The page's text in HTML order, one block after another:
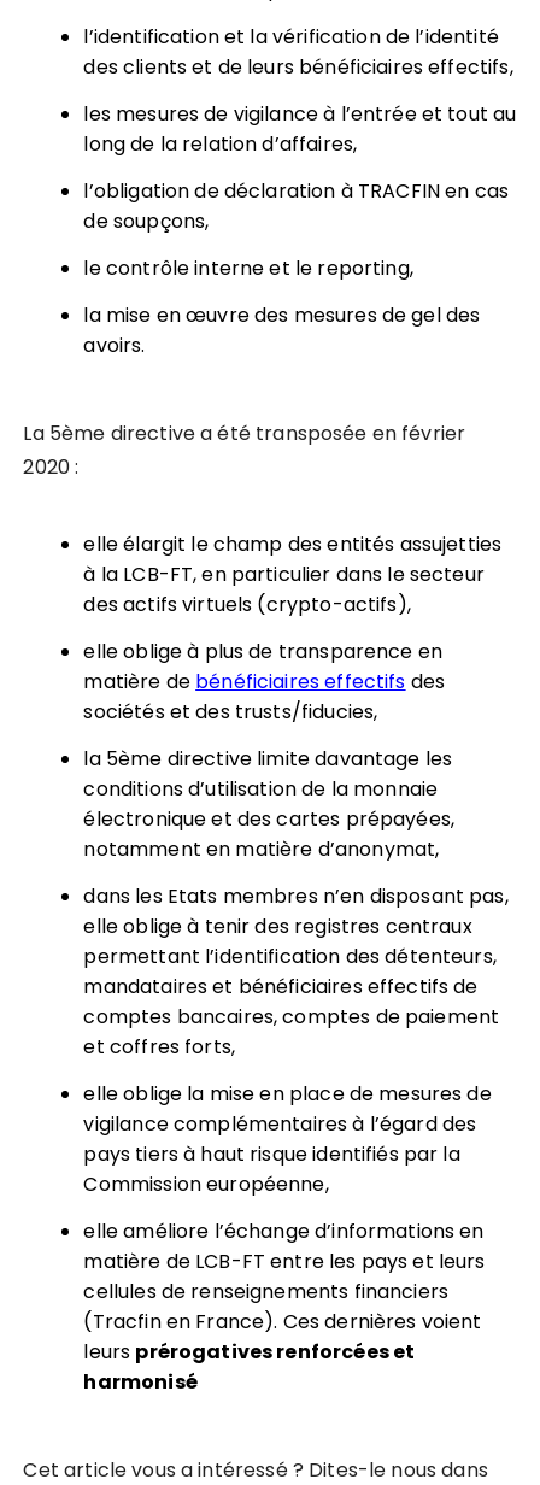
l’identification et la vérification de l’identité
des clients et de leurs bénéficiaires effectifs,
les mesures de vigilance à l’entrée et tout au
long de la relation d’affaires,
l’obligation de déclaration à TRACFIN en cas
de soupçons,
le contrôle interne et le reporting,
la mise en œuvre des mesures de gel des
avoirs.
La 5ème directive a été transposée en février
2020 :
elle élargit le champ des entités assujetties
à la LCB-FT, en particulier dans le secteur
des actifs virtuels (crypto-actifs),
elle oblige à plus de transparence en
matière de bénéficiaires effectifs des
sociétés et des trusts/fiducies,
la 5ème directive limite davantage les
conditions d’utilisation de la monnaie
électronique et des cartes prépayées,
notamment en matière d’anonymat,
dans les Etats membres n’en disposant pas,
elle oblige à tenir des registres centraux
permettant l’identification des détenteurs,
mandataires et bénéficiaires effectifs de
comptes bancaires, comptes de paiement
et coffres forts,
elle oblige la mise en place de mesures de
vigilance complémentaires à l’égard des
pays tiers à haut risque identifiés par la
Commission européenne,
elle améliore l’échange d’informations en
matière de LCB-FT entre les pays et leurs
cellules de renseignements financiers
(Tracfin en France). Ces dernières voient
leurs prérogatives renforcées et
harmonisé
Cet article vous a intéressé ? Dites-le nous dans